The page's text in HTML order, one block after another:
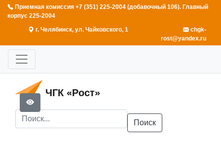
Приемная комиссия +7 (351) 225-2004 (добавочный 106). Главный
корпус 225-2004
г. Челябинск, ул. Чайковского, 1
chgk-
rost@yandex.ru
ЧГК «Рост»
Поиск